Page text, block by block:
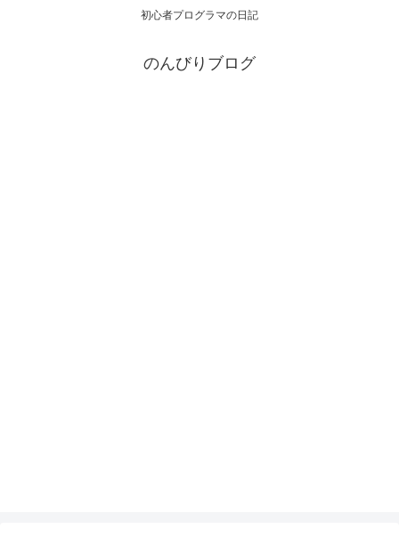
初心者プログラマの日記
のんびりブログ